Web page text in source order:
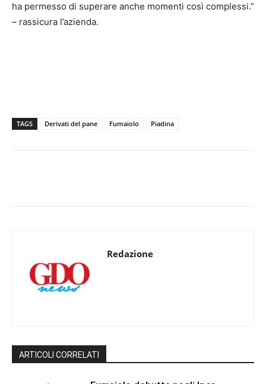
ha permesso di superare anche momenti così complessi.”
– rassicura l’azienda.
TAGS Derivati del pane Fumaiolo Piadina
Redazione
ARTICOLI CORRELATI